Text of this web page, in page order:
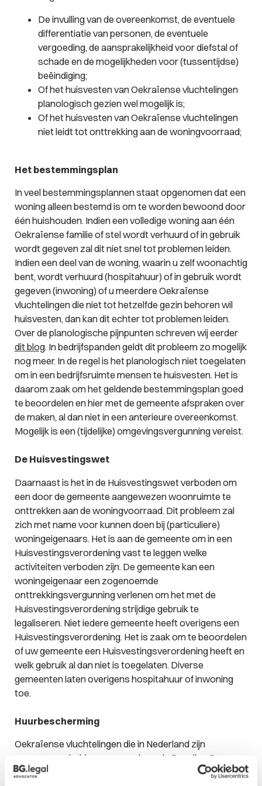
De invulling van de overeenkomst, de eventuele
differentiatie van personen, de eventuele
vergoeding, de aansprakelijkheid voor diefstal of
schade en de mogelijkheden voor (tussentijdse)
beëindiging;
Of het huisvesten van Oekraïense vluchtelingen
planologisch gezien wel mogelijk is;
Of het huisvesten van Oekraïense vluchtelingen
niet leidt tot onttrekking aan de woningvoorraad;
Het bestemmingsplan
In veel bestemmingsplannen staat opgenomen dat een
woning alleen bestemd is om te worden bewoond door
één huishouden. Indien een volledige woning aan één
Oekraïense familie of stel wordt verhuurd of in gebruik
wordt gegeven zal dit niet snel tot problemen leiden.
Indien een deel van de woning, waarin u zelf woonachtig
bent, wordt verhuurd (hospitahuur) of in gebruik wordt
gegeven (inwoning) of u meerdere Oekraïense
vluchtelingen die niet tot hetzelfde gezin behoren wil
huisvesten, dan kan dit echter tot problemen leiden.
Over de planologische pijnpunten schreven wij eerder
dit blog. In bedrijfspanden geldt dit probleem zo mogelijk
nog meer. In de regel is het planologisch niet toegelaten
om in een bedrijfsruimte mensen te huisvesten. Het is
daarom zaak om het geldende bestemmingsplan goed
te beoordelen en hier met de gemeente afspraken over
de maken, al dan niet in een anterieure overeenkomst.
Mogelijk is een (tijdelijke) omgevingsvergunning vereist.
De Huisvestingswet
Daarnaast is het in de Huisvestingswet verboden om
een door de gemeente aangewezen woonruimte te
onttrekken aan de woningvoorraad. Dit probleem zal
zich met name voor kunnen doen bij (particuliere)
woningeigenaars. Het is aan de gemeente om in een
Huisvestingsverordening vast te leggen welke
activiteiten verboden zijn. De gemeente kan een
woningeigenaar een zogenoemde
onttrekkingsvergunning verlenen om het met de
Huisvestingsverordening strijdige gebruik te
legaliseren. Niet iedere gemeente heeft overigens een
Huisvestingsverordening. Het is zaak om te beoordelen
of uw gemeente een Huisvestingsverordening heeft en
welk gebruik al dan niet is toegelaten. Diverse
gemeenten laten overigens hospitahuur of inwoning
toe.
Huurbescherming
Oekraïense vluchtelingen die in Nederland zijn
opgevangen hebben op grond van de Regeling Opvang
Ontheemden Oekraïne (ROO) recht op leefgeld. Dit